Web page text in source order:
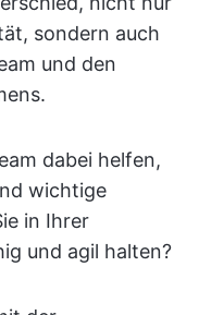
sondern auch
und den
dabei helfen,
wichtige
in Ihrer
und agil halten?